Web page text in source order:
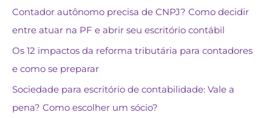
Contador autônomo precisa de CNPJ? Como decidir
entre atuar na PF e abrir seu escritório contábil
Os 12 impactos da reforma tributária para contadores
e como se preparar
Sociedade para escritório de contabilidade: Vale a
pena? Como escolher um sócio?